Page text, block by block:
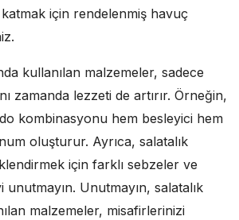
için rendelenmiş havuç
kullanılan malzemeler, sadece
zamanda lezzeti de artırır. Örneğin,
kombinasyonu hem besleyici hem
oluşturur. Ayrıca, salatalık
için farklı sebzeler ve
Unutmayın, salatalık
malzemeler, misafirlerinizi